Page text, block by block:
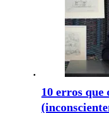
10 erros que